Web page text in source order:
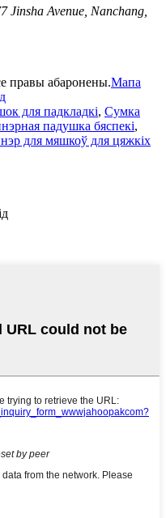
Jinsha Avenue, Nanchang,
правы абаронены.Мапа
для падкладкі, Сумка
падушка бяспекі,
для мяшкоў для цяжкіх